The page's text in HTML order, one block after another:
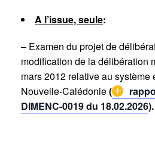
A l’issue, seule:
– Examen du projet de
modification de la délibération
mars 2012 relative au système
Nouvelle-Calédonie(
DIMENC-0019 du 18.02.2026).